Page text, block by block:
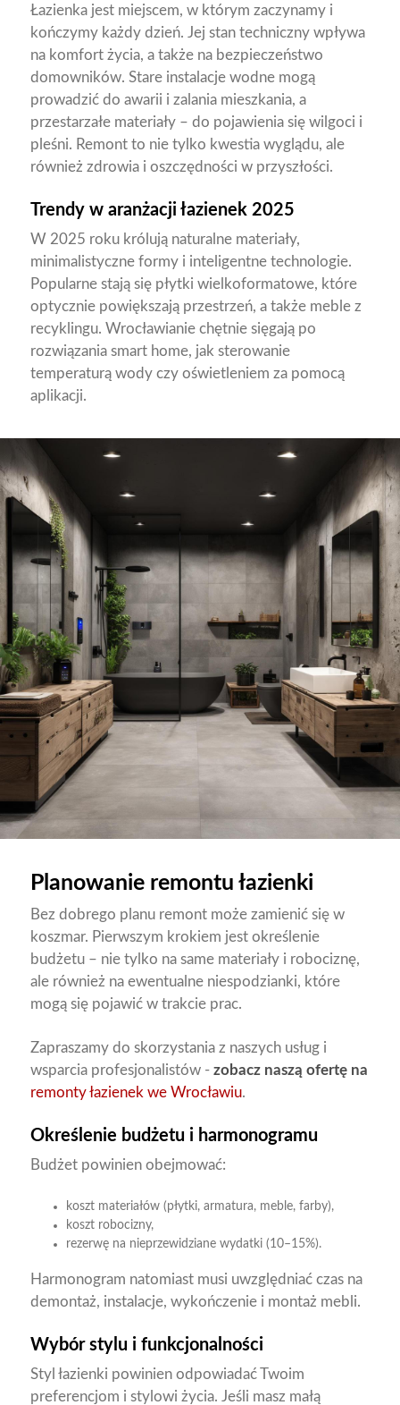
Łazienka jest miejscem, w którym zaczynamy i
kończymy każdy dzień. Jej stan techniczny wpływa
na komfort życia, a także na bezpieczeństwo
domowników. Stare instalacje wodne mogą
prowadzić do awarii i zalania mieszkania, a
przestarzałe materiały – do pojawienia się wilgoci i
pleśni. Remont to nie tylko kwestia wyglądu, ale
również zdrowia i oszczędności w przyszłości.
Trendy w aranżacji łazienek 2025
W 2025 roku królują naturalne materiały,
minimalistyczne formy i inteligentne technologie.
Popularne stają się płytki wielkoformatowe, które
optycznie powiększają przestrzeń, a także meble z
recyklingu. Wrocławianie chętnie sięgają po
rozwiązania smart home, jak sterowanie
temperaturą wody czy oświetleniem za pomocą
aplikacji.
Planowanie remontu łazienki
Bez dobrego planu remont może zamienić się w
koszmar. Pierwszym krokiem jest określenie
budżetu – nie tylko na same materiały i robociznę,
ale również na ewentualne niespodzianki, które
mogą się pojawić w trakcie prac.
Zapraszamy do skorzystania z naszych usług i
wsparcia profesjonalistów - zobacz naszą ofertę na
remonty łazienek we Wrocławiu.
Określenie budżetu i harmonogramu
Budżet powinien obejmować:
koszt materiałów (płytki, armatura, meble, farby),
koszt robocizny,
rezerwę na nieprzewidziane wydatki (10–15%).
Harmonogram natomiast musi uwzględniać czas na
demontaż, instalacje, wykończenie i montaż mebli.
Wybór stylu i funkcjonalności
Styl łazienki powinien odpowiadać Twoim
preferencjom i stylowi życia. Jeśli masz małą